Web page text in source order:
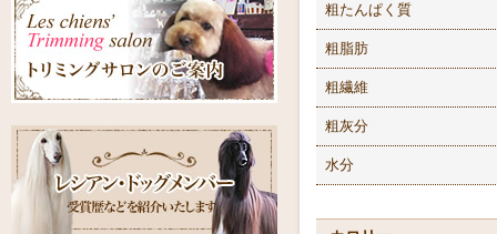
粗たんぱく質
粗脂肪
粗繊維
粗灰分
水分